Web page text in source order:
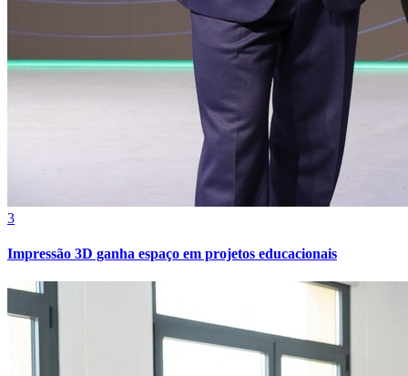
3
Impressão 3D ganha espaço em projetos educacionais